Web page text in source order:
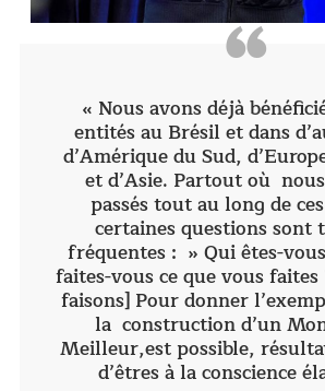
“
« Nous avons déjà
entités au Brésil et dans
d’Amérique du Sud,
et d’Asie. Partout où
passés tout au long de
certaines questions sont
fréquentes : » Qui êtes-
faites-vous ce que vous
faisons] Pour donner
la construction d’un
Meilleur,est possible,
d’êtres à la conscience